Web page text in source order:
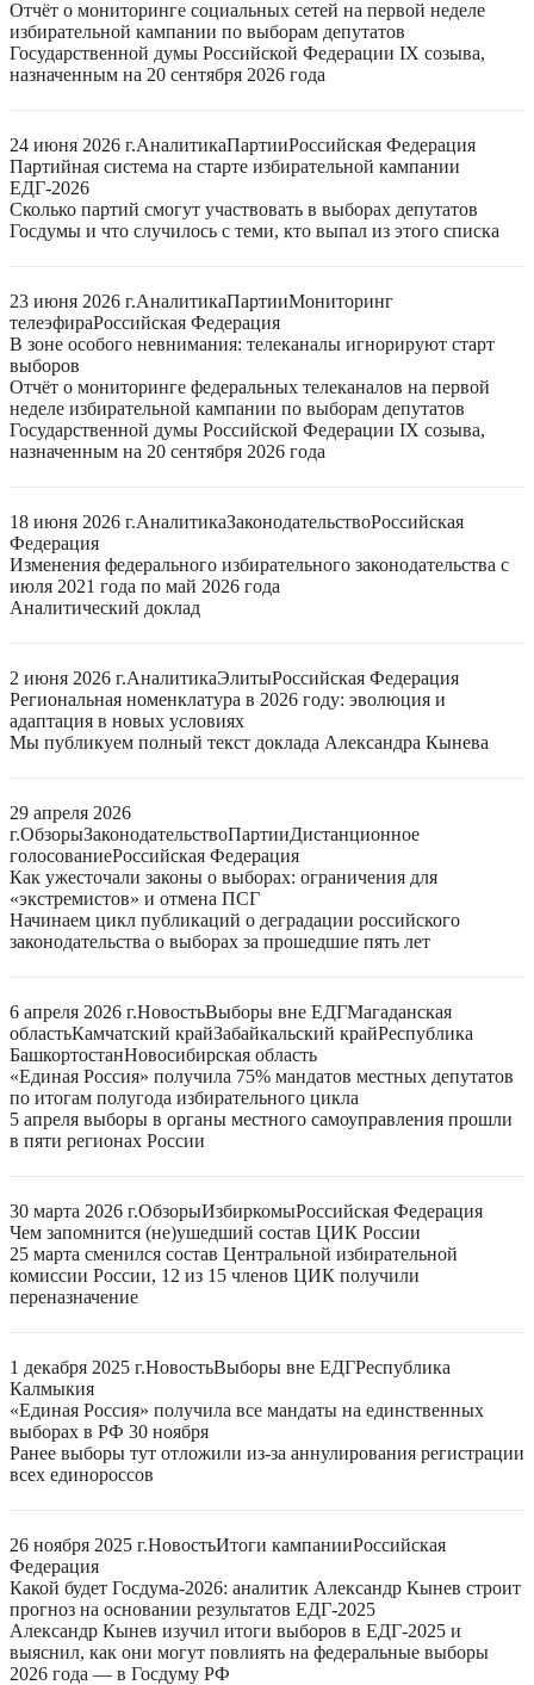
Отчёт о мониторинге социальных сетей на первой неделе
избирательной кампании по выборам депутатов
Государственной думы Российской Федерации IX созыва,
назначенным на 20 сентября 2026 года
24 июня 2026 г.АналитикаПартииРоссийская Федерация
Партийная система на старте избирательной кампании
ЕДГ-2026
Сколько партий смогут участвовать в выборах депутатов
Госдумы и что случилось с теми, кто выпал из этого списка
23 июня 2026 г.АналитикаПартииМониторинг
телеэфираРоссийская Федерация
В зоне особого невнимания: телеканалы игнорируют старт
выборов
Отчёт о мониторинге федеральных телеканалов на первой
неделе избирательной кампании по выборам депутатов
Государственной думы Российской Федерации IX созыва,
назначенным на 20 сентября 2026 года
18 июня 2026 г.АналитикаЗаконодательствоРоссийская
Федерация
Изменения федерального избирательного законодательства с
июля 2021 года по май 2026 года
Аналитический доклад
2 июня 2026 г.АналитикаЭлитыРоссийская Федерация
Региональная номенклатура в 2026 году: эволюция и
адаптация в новых условиях
Мы публикуем полный текст доклада Александра Кынева
29 апреля 2026
г.ОбзорыЗаконодательствоПартииДистанционное
голосованиеРоссийская Федерация
Как ужесточали законы о выборах: ограничения для
«экстремистов» и отмена ПСГ
Начинаем цикл публикаций о деградации российского
законодательства о выборах за прошедшие пять лет
6 апреля 2026 г.НовостьВыборы вне ЕДГМагаданская
областьКамчатский крайЗабайкальский крайРеспублика
БашкортостанНовосибирская область
«Единая Россия» получила 75% мандатов местных депутатов
по итогам полугода избирательного цикла
5 апреля выборы в органы местного самоуправления прошли
в пяти регионах России
30 марта 2026 г.ОбзорыИзбиркомыРоссийская Федерация
Чем запомнится (не)ушедший состав ЦИК России
25 марта сменился состав Центральной избирательной
комиссии России, 12 из 15 членов ЦИК получили
переназначение
1 декабря 2025 г.НовостьВыборы вне ЕДГРеспублика
Калмыкия
«Единая Россия» получила все мандаты на единственных
выборах в РФ 30 ноября
Ранее выборы тут отложили из-за аннулирования регистрации
всех единороссов
26 ноября 2025 г.НовостьИтоги кампанииРоссийская
Федерация
Какой будет Госдума-2026: аналитик Александр Кынев строит
прогноз на основании результатов ЕДГ-2025
Александр Кынев изучил итоги выборов в ЕДГ-2025 и
выяснил, как они могут повлиять на федеральные выборы
2026 года — в Госдуму РФ